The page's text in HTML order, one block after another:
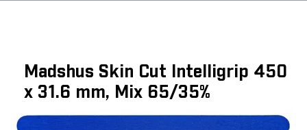
Madshus Skin Cut Intelligrip 450
x 31.6 mm, Mix 65/35%